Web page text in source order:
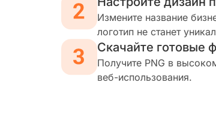
Измените название
логотип не станет
Скачайте готовые
Получите PNG в
веб-использования.